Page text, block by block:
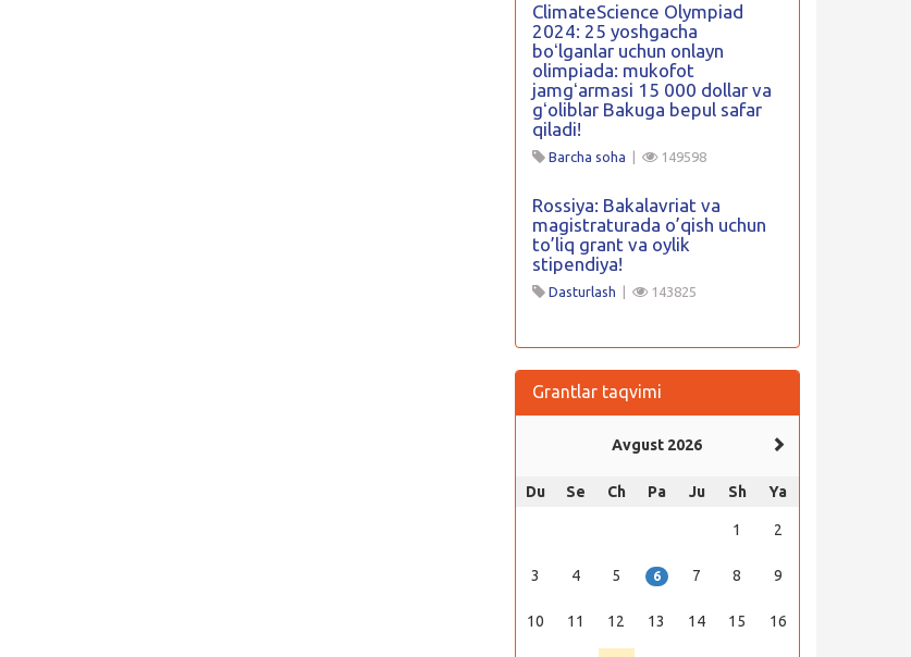
ClimateScience Olympiad
2024: 25 yoshgacha
boʻlganlar uchun onlayn
olimpiada: mukofot
jamgʻarmasi 15 000 dollar va
gʻoliblar Bakuga bepul safar
qiladi!
Barcha soha 149598
Rossiya: Bakalavriat va
magistraturada o’qish uchun
to’liq grant va oylik
stipendiya!
Dasturlash 143825
Grantlar taqvimi
Avgust 2026
Du Se Ch Pa Ju Sh Ya
1 2
3 4 5 6 7 8 9
10 11 12 13 14 15 16